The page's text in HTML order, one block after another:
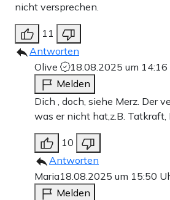
nicht versprechen.
11
Antworten
Olive
18.08.2025 um 14:16
Melden
Dich , doch, siehe Merz. Der
was er nicht hat,z.B. Tatkraft,
10
Antworten
Maria18.08.2025 um 15:50
Melden